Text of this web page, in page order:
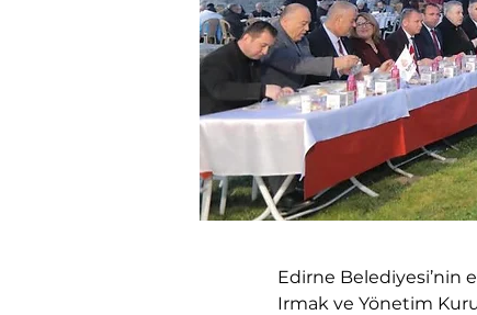
Edirne Belediyesi’nin
Irmak ve Yönetim